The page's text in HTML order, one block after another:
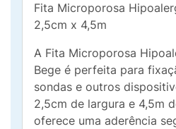
Fita Microporosa
2,5cm x 4,5m
A Fita Microporosa
Bege é perfeita para
sondas e outros
2,5cm de largura e 4,5m
oferece uma aderência